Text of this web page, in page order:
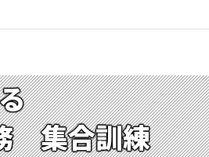
集合訓練